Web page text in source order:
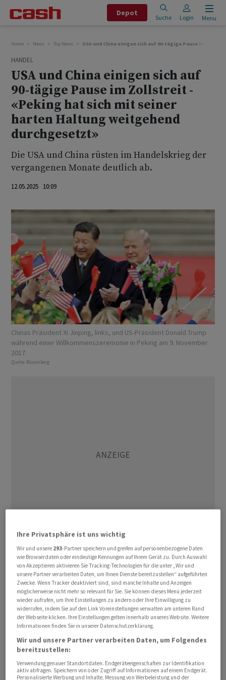
Depot
Suche Login Menu
Home News Top News USA und China einigen sich auf 90-tägige Pause im
HANDEL
USA und China einigen sich auf
90-tägige Pause im Zollstreit -
«Peking hat sich mit seiner
harten Haltung weitgehend
durchgesetzt»
Die USA und China rüsten im Handelskrieg der
vergangenen Monate deutlich ab.
12.05.2025 10:09
Chinas Präsident Xi Jinping, links, und US-Präsident Donald Trump
während einer Willkommenszeremonie in Peking am 9. November
2017.
Quelle: Bloomberg
Beide Seiten einigten sich auf eine 90-tägige Pause in
dem Streit sowie deutlich niedrigere Zollsätze. US-
Finanzminister Scott Bessent sagte Journalisten am
Montag in Genf, nach Verhandlungen mit China würden
die gegenseitigen Zölle um mehr als 100 Prozentpunkte
auf zehn Prozent gesenkt. Beide Seiten hätten die
Interessen ihrer Länder gut vertreten. «Wir haben beide
ein Interesse an einem ausgewogenen Handel, die USA
werden sich weiter in diese Richtung bewegen.»
Bessent äusserte sich zusammen mit dem US-
Ihre Privatsphäre ist uns wichtig
Wir und unsere 293-Partner speichern und greifen auf personenbezogene Daten
wie Browserdaten oder eindeutige Kennungen auf Ihrem Gerät zu. Durch Auswahl
von Akzeptieren aktivieren Sie Tracking-Technologien für die unter „Wir und
unsere Partner verarbeiten Daten, um Ihnen Dienste bereitzustellen“ aufgeführten
Zwecke. Wenn Tracker deaktiviert sind, sind manche Inhalte und Anzeigen
möglicherweise nicht mehr so relevant für Sie. Sie können dieses Menü jederzeit
wieder aufrufen, um Ihre Einstellungen zu ändern oder Ihre Einwilligung zu
widerrufen, indem Sie auf den Link Voreinstellungen verwalten am unteren Rand
der Webseite klicken. Ihre Einstellungen gelten innerhalb unseres Website. Weitere
Informationen finden Sie in unserer Datenschutzerklärung.
Wir und unsere Partner verarbeiten Daten, um Folgendes
bereitzustellen:
Verwendung genauer Standortdaten. Endgeräteeigenschaften zur Identifikation
aktiv abfragen. Speichern von oder Zugriff auf Informationen auf einem Endgerät.
Personalisierte Werbung und Inhalte, Messung von Werbeleistung und der